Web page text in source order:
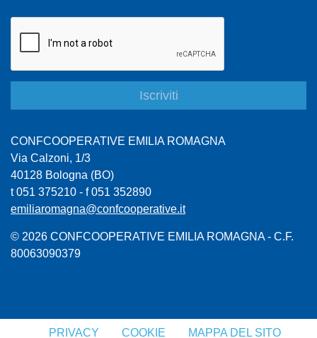
CONFCOOPERATIVE EMILIA ROMAGNA
Via Calzoni, 1/3
40128 Bologna (BO)
t 051 375210 - f 051 352890
emiliaromagna@confcooperative.it
© 2026 CONFCOOPERATIVE EMILIA ROMAGNA - C.F.
80063090379
PRIVACY COOKIE MAPPA DEL SITO